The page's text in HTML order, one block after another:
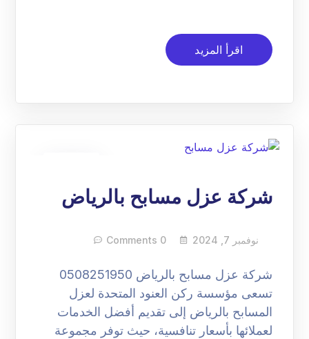
اقرأ المزيد
شركة عزل مسابح بالرياض
نوفمبر 7, 2024 0 Comments
شركة عزل مسابح بالرياض 0508251950
تسعى مؤسسة ركن العنود المتحدة لعزل
المسابح بالرياض إلى تقديم أفضل الخدمات
لعملائها بأسعار تنافسية، حيث توفر مجموعة